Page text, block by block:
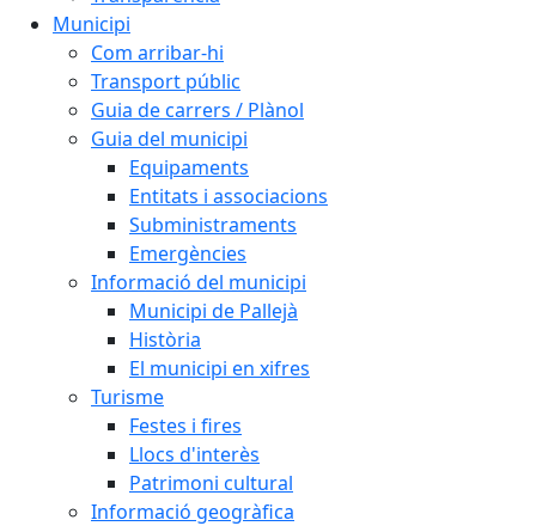
Municipi
Com arribar-hi
Transport públic
Guia de carrers / Plànol
Guia del municipi
Equipaments
Entitats i associacions
Subministraments
Emergències
Informació del municipi
Municipi de Pallejà
Història
El municipi en xifres
Turisme
Festes i fires
Llocs d'interès
Patrimoni cultural
Informació geogràfica